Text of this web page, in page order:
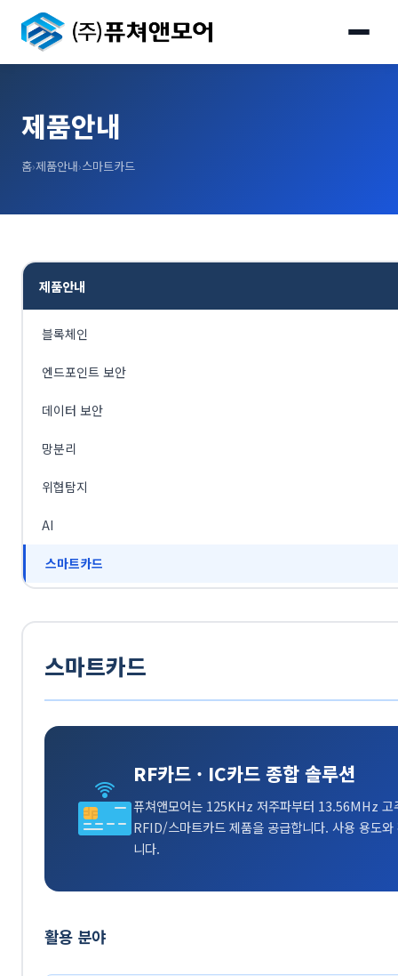
제품안내
홈›제품안내›스마트카드
제품안내
블록체인
엔드포인트 보안
데이터 보안
망분리
위협탐지
AI
스마트카드
스마트카드
RF카드 · IC카드 종합 솔루션
퓨쳐앤모어는 125KHz 저주파부터 13.56MHz
RFID/스마트카드 제품을 공급합니다. 사용 용도
니다.
활용 분야